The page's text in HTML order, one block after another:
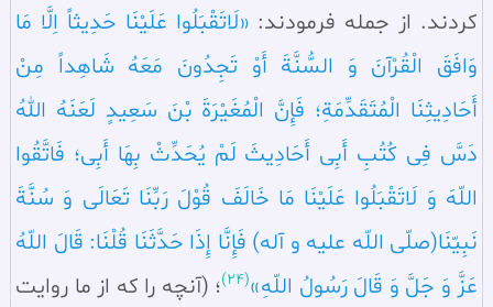
کردند. از جمله فرمودند: «لَاتَقْبَلُوا عَلَیْنَا حَدِیثاً اِلَّا مَا
وَافَقَ الْقُرْآنَ وَ السُّنَّةَ أَوْ تَجِدُونَ مَعَهُ شَاهِداً مِنْ
أَحَادِیثِنَا الْمُتَقَدِّمَةِ؛ فَإِنَّ الْمُغَیْرَةَ بْنَ سَعِیدٍ لَعَنَهُ اللهُ
دَسَّ فِی کُتُبِ أَبِی أَحَادِیثَ لَمْ یُحَدِّثْ بِهَا أَبِی؛ فَاتَّقُوا
اللّهَ وَ لَاتَقْبَلُوا عَلَیْنَا مَا خَالَفَ قُوْلَ رَبِّنَا تَعَالَی وَ سُنَّةَ
نَبِیّنَا(صلّی اللّه علیه و آله) فَإِنَّا إِذَا حَدَّثَنَا قُلْنَا: قَالَ اللّهُ
عَزَّ وَ جَلَّ وَ قَالَ رَسُولُ اللّهِ»(24)
؛ (آنچه را که از ما روایت